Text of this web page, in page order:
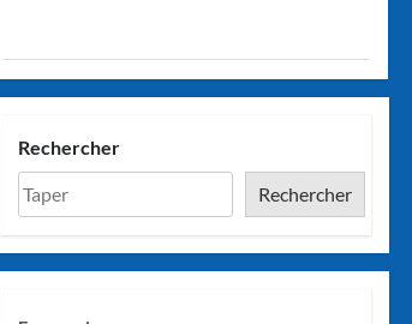
Rechercher
Rechercher